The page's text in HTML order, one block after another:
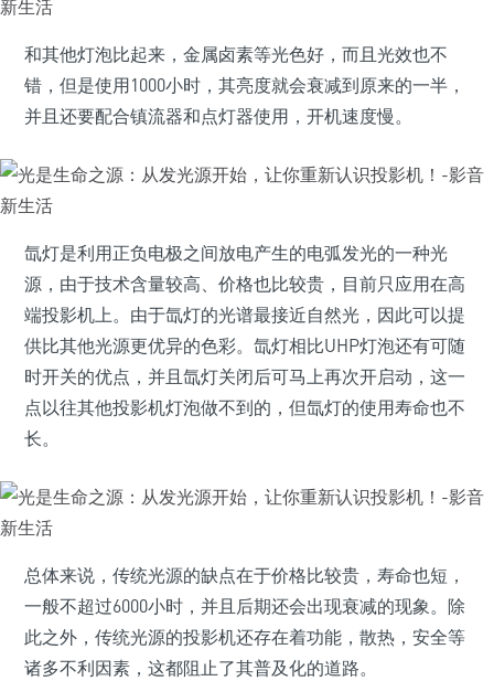
和其他灯泡比起来，金属卤素等光色好，而且光效也不
错，但是使用1000小时，其亮度就会衰减到原来的一半，
并且还要配合镇流器和点灯器使用，开机速度慢。
氙灯是利用正负电极之间放电产生的电弧发光的一种光
源，由于技术含量较高、价格也比较贵，目前只应用在高
端投影机上。由于氙灯的光谱最接近自然光，因此可以提
供比其他光源更优异的色彩。氙灯相比UHP灯泡还有可随
时开关的优点，并且氙灯关闭后可马上再次开启动，这一
点以往其他投影机灯泡做不到的，但氙灯的使用寿命也不
长。
总体来说，传统光源的缺点在于价格比较贵，寿命也短，
一般不超过6000小时，并且后期还会出现衰减的现象。除
此之外，传统光源的投影机还存在着功能，散热，安全等
诸多不利因素，这都阻止了其普及化的道路。